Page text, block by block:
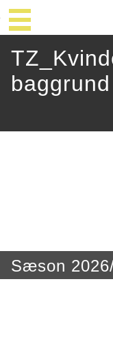
baggrund
Sæson